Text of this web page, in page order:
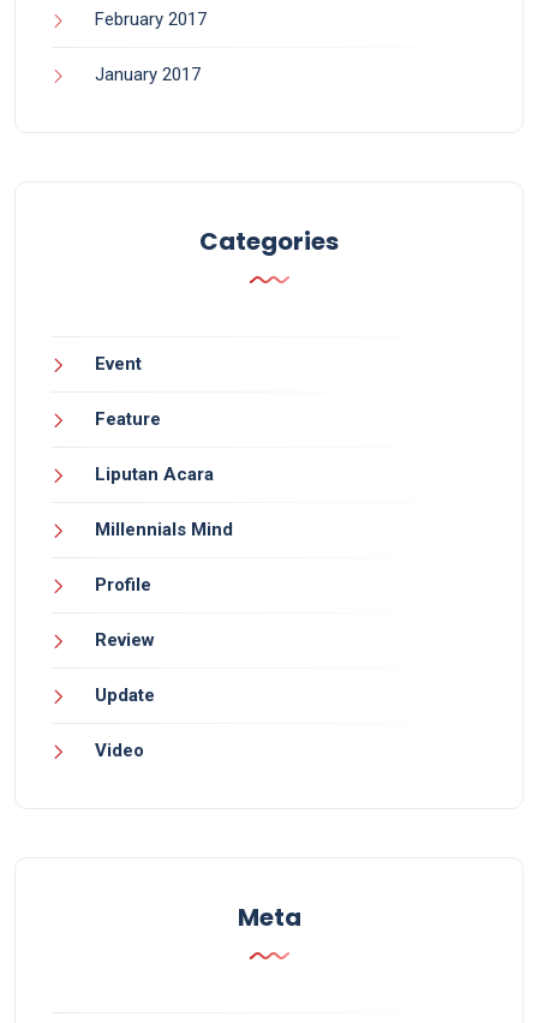
February 2017
January 2017
Categories
Event
Feature
Liputan Acara
Millennials Mind
Profile
Review
Update
Video
Meta